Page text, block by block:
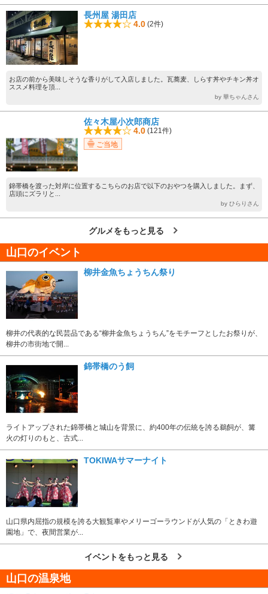
長州屋 湯田店
4.0 (2件)
お店の前から美味しそうな香りがして入店しました。瓦蕎麦、しらす丼やチキン丼オ
ススメ料理を頂...
by 華ちゃんさん
佐々木屋小次郎商店
4.0 (121件)
ご当地
錦帯橋を渡った対岸に位置するこちらのお店で以下のおやつを購入しました。まず、
店頭にズラリと...
by ひらりさん
グルメをもっと見る
山口のイベント
柳井金魚ちょうちん祭り
柳井の代表的な民芸品である“柳井金魚ちょうちん”をモチーフとしたお祭りが、
柳井の市街地で開...
錦帯橋のう飼
ライトアップされた錦帯橋と城山を背景に、約400年の伝統を誇る鵜飼が、篝
火の灯りのもと、古式...
TOKIWAサマーナイト
山口県内屈指の規模を誇る大観覧車やメリーゴーラウンドが人気の「ときわ遊
園地」で、夜間営業が...
イベントをもっと見る
山口の温泉地